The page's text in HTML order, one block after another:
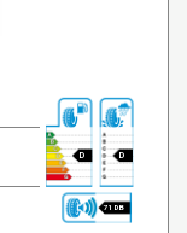
D D
71 DB